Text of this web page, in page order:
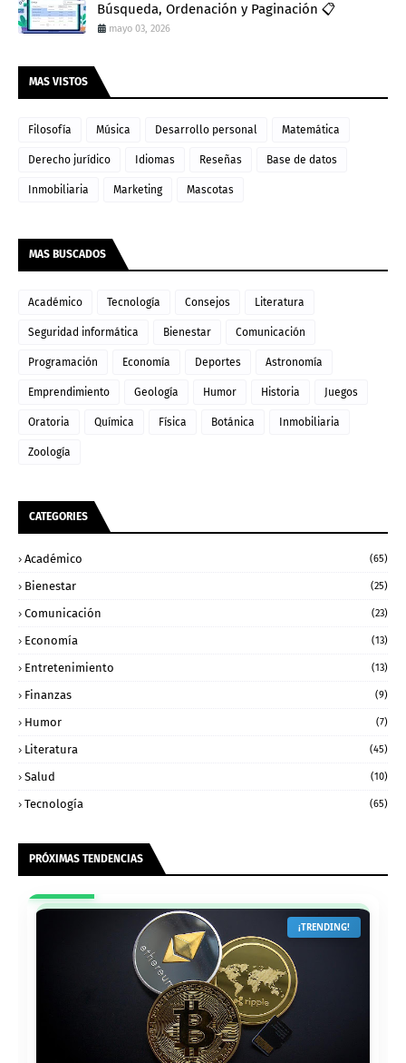
Búsqueda, Ordenación y Paginación 📋
mayo 03, 2026
MAS VISTOS
Filosofía Música Desarrollo personal Matemática
Derecho jurídico Idiomas Reseñas Base de datos
Inmobiliaria Marketing Mascotas
MAS BUSCADOS
Académico Tecnología Consejos Literatura
Seguridad informática Bienestar Comunicación
Programación Economía Deportes Astronomía
Emprendimiento Geología Humor Historia Juegos
Oratoria Química Física Botánica Inmobiliaria
Zoología
CATEGORIES
Académico (65)
Bienestar (25)
Comunicación (23)
Economía (13)
Entretenimiento (13)
Finanzas (9)
Humor (7)
Literatura (45)
Salud (10)
Tecnología (65)
PRÓXIMAS TENDENCIAS
¡TRENDING!